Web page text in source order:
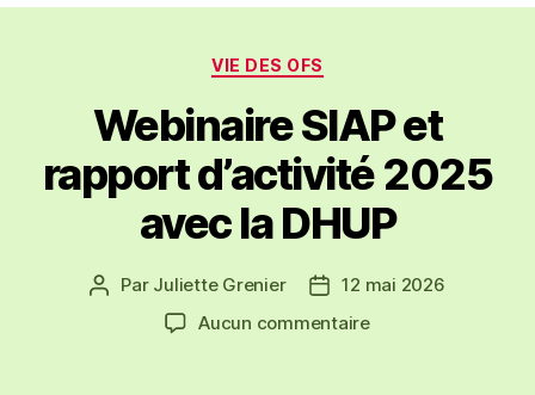
Catégories
VIE DES OFS
Webinaire SIAP et
rapport d’activité 2025
avec la DHUP
Auteur
Par Juliette Grenier
Date12 mai 2026
Aucun commentairesur